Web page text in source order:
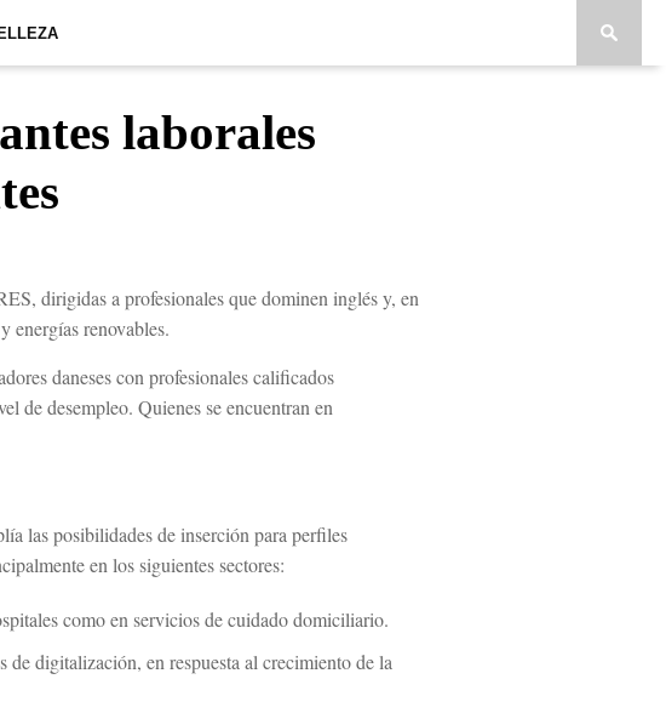
laborales
dirigidas a profesionales que dominen inglés y, en
energías renovables.
daneses con profesionales calificados
de desempleo. Quienes se encuentran en
las posibilidades de inserción para perfiles
en los siguientes sectores:
como en servicios de cuidado domiciliario.
de digitalización, en respuesta al crecimiento de la